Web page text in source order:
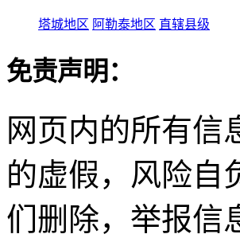
塔城地区 阿勒泰地区 直辖县级
免责声明：
网页内的所有信
的虚假，风险自
们删除，举报信